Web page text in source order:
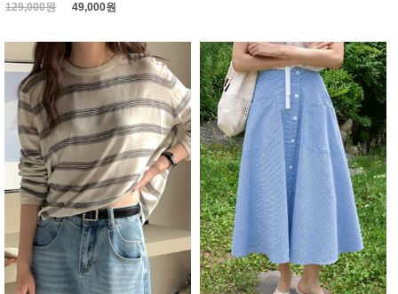
129,000원 49,000원